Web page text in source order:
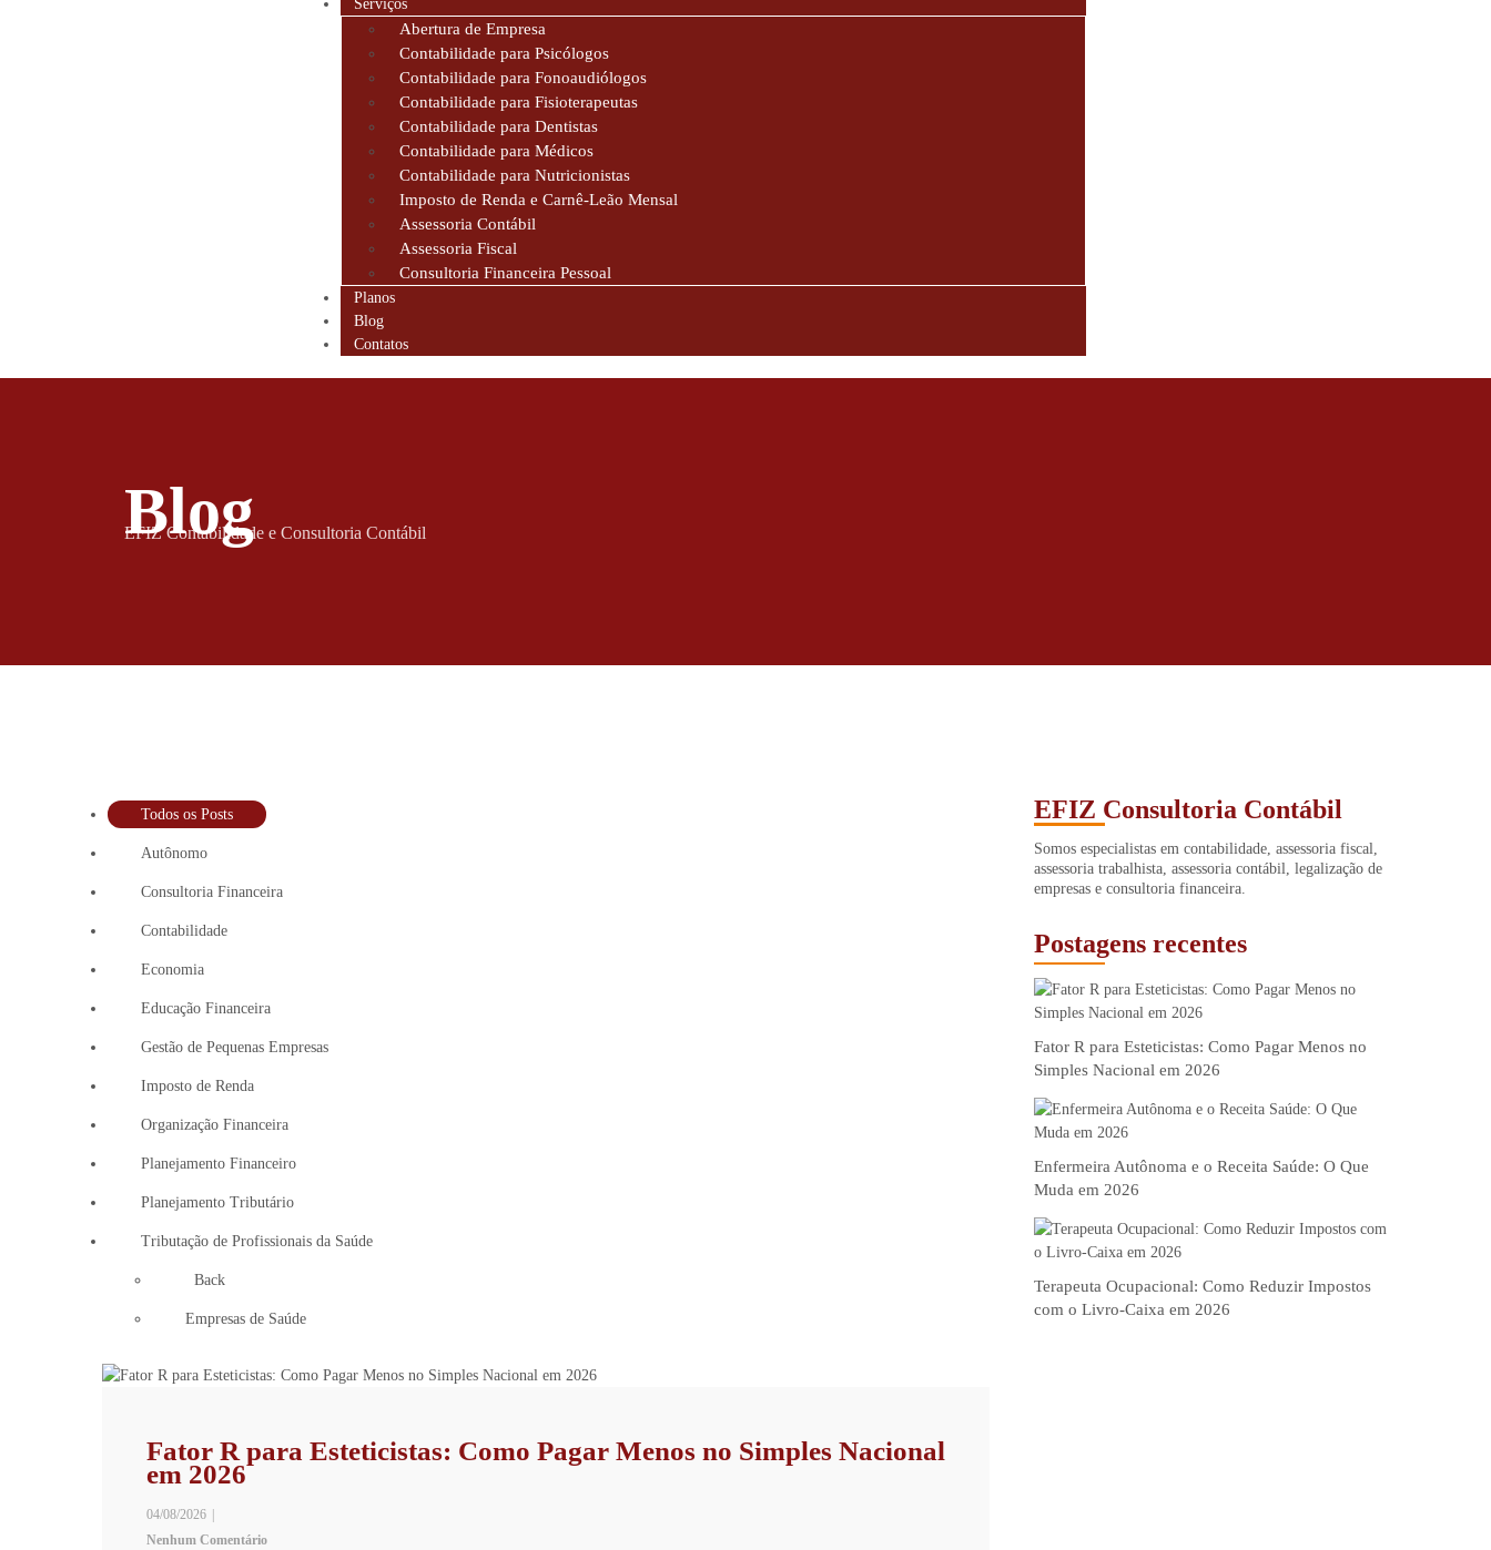
Serviços
Abertura de Empresa
Contabilidade para Psicólogos
Contabilidade para Fonoaudiólogos
Contabilidade para Fisioterapeutas
Contabilidade para Dentistas
Contabilidade para Médicos
Contabilidade para Nutricionistas
Imposto de Renda e Carnê-Leão Mensal
Assessoria Contábil
Assessoria Fiscal
Consultoria Financeira Pessoal
Planos
Blog
Contatos
Blog
EFIZ Contabilidade e Consultoria Contábil
Todos os Posts
Autônomo
Consultoria Financeira
Contabilidade
Economia
Educação Financeira
Gestão de Pequenas Empresas
Imposto de Renda
Organização Financeira
Planejamento Financeiro
Planejamento Tributário
Tributação de Profissionais da Saúde
Back
Empresas de Saúde
Fator R para Esteticistas: Como Pagar Menos no Simples Nacional
em 2026
04/08/2026
Nenhum Comentário
EFIZ Consultoria Contábil
Somos especialistas em contabilidade, assessoria fiscal,
assessoria trabalhista, assessoria contábil, legalização de
empresas e consultoria financeira.
Postagens recentes
Fator R para Esteticistas: Como Pagar Menos no
Simples Nacional em 2026
Enfermeira Autônoma e o Receita Saúde: O Que
Muda em 2026
Terapeuta Ocupacional: Como Reduzir Impostos
com o Livro-Caixa em 2026